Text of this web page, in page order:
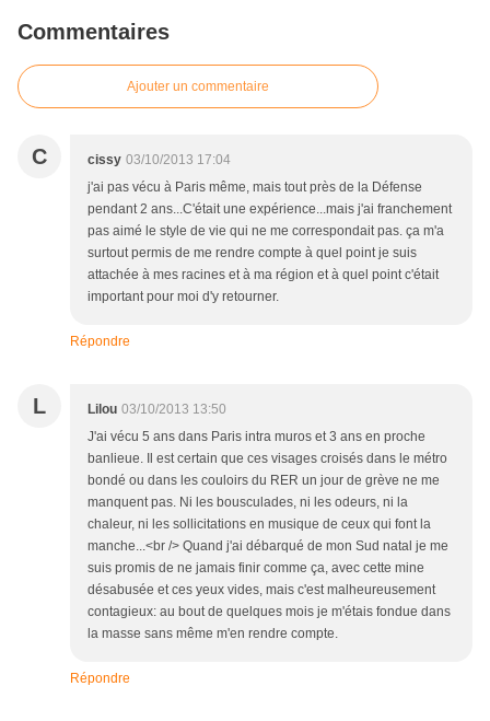
Commentaires
Ajouter un commentaire
C cissy 03/10/2013 17:04
j'ai pas vécu à Paris même, mais tout près de la Défense
pendant 2 ans...C'était une expérience...mais j'ai franchement
pas aimé le style de vie qui ne me correspondait pas. ça m'a
surtout permis de me rendre compte à quel point je suis
attachée à mes racines et à ma région et à quel point c'était
important pour moi d'y retourner.
Répondre
L Lilou 03/10/2013 13:50
J'ai vécu 5 ans dans Paris intra muros et 3 ans en proche
banlieue. Il est certain que ces visages croisés dans le métro
bondé ou dans les couloirs du RER un jour de grève ne me
manquent pas. Ni les bousculades, ni les odeurs, ni la
chaleur, ni les sollicitations en musique de ceux qui font la
manche...<br /> Quand j'ai débarqué de mon Sud natal je me
suis promis de ne jamais finir comme ça, avec cette mine
désabusée et ces yeux vides, mais c'est malheureusement
contagieux: au bout de quelques mois je m'étais fondue dans
la masse sans même m'en rendre compte.
Répondre